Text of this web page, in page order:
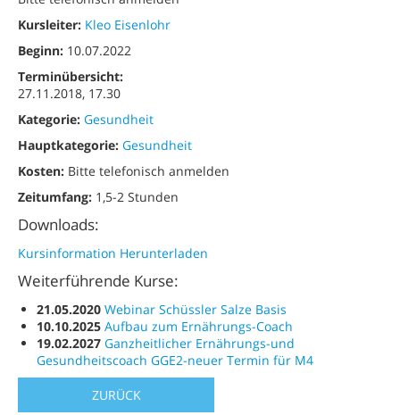
Kursleiter: Kleo Eisenlohr
Beginn: 10.07.2022
Terminübersicht:
27.11.2018, 17.30
Kategorie: Gesundheit
Hauptkategorie: Gesundheit
Kosten: Bitte telefonisch anmelden
Zeitumfang: 1,5-2 Stunden
Downloads:
Kursinformation Herunterladen
Weiterführende Kurse:
21.05.2020 Webinar Schüssler Salze Basis
10.10.2025 Aufbau zum Ernährungs-Coach
19.02.2027 Ganzheitlicher Ernährungs-und
Gesundheitscoach GGE2-neuer Termin für M4
ZURÜCK